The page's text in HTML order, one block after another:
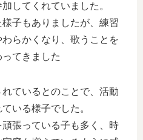
してくれていました。
子もありましたが、練習
らかくなり、歌うことを
てきました
ているとのことで、活動
いる様子でした。
張っている子も多く、時